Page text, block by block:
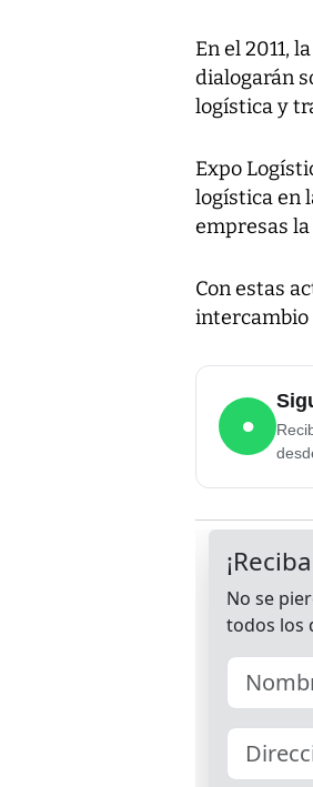
En el 2011,
dialogarán
logística y
Expo
logística en
empresas
Con estas
intercambio
●